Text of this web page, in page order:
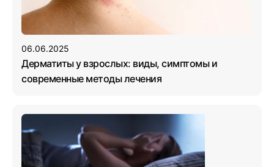
06.06.2025
Дерматиты у взрослых: виды, симптомы и
современные методы лечения